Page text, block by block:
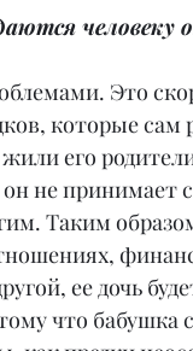
человеку
Это
которые сам
его
не принимает
Таким
ее дочь
что бабушка